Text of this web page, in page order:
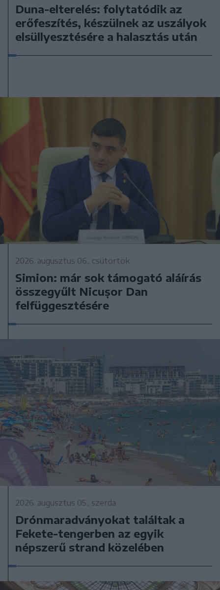
Duna-elterelés: folytatódik az
erőfeszítés, készülnek az uszályok
elsüllyesztésére a halasztás után
2026. augusztus 06., csütörtök
Simion: már sok támogató aláírás
összegyűlt Nicușor Dan
felfüggesztésére
2026. augusztus 05., szerda
Drónmaradványokat találtak a
Fekete-tengerben az egyik
népszerű strand közelében